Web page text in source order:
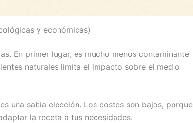
y económicas)
En primer lugar, es mucho menos contaminante
naturales limita el impacto sobre el medio
una sabia elección. Los costes son bajos, porque
la receta a tus necesidades.